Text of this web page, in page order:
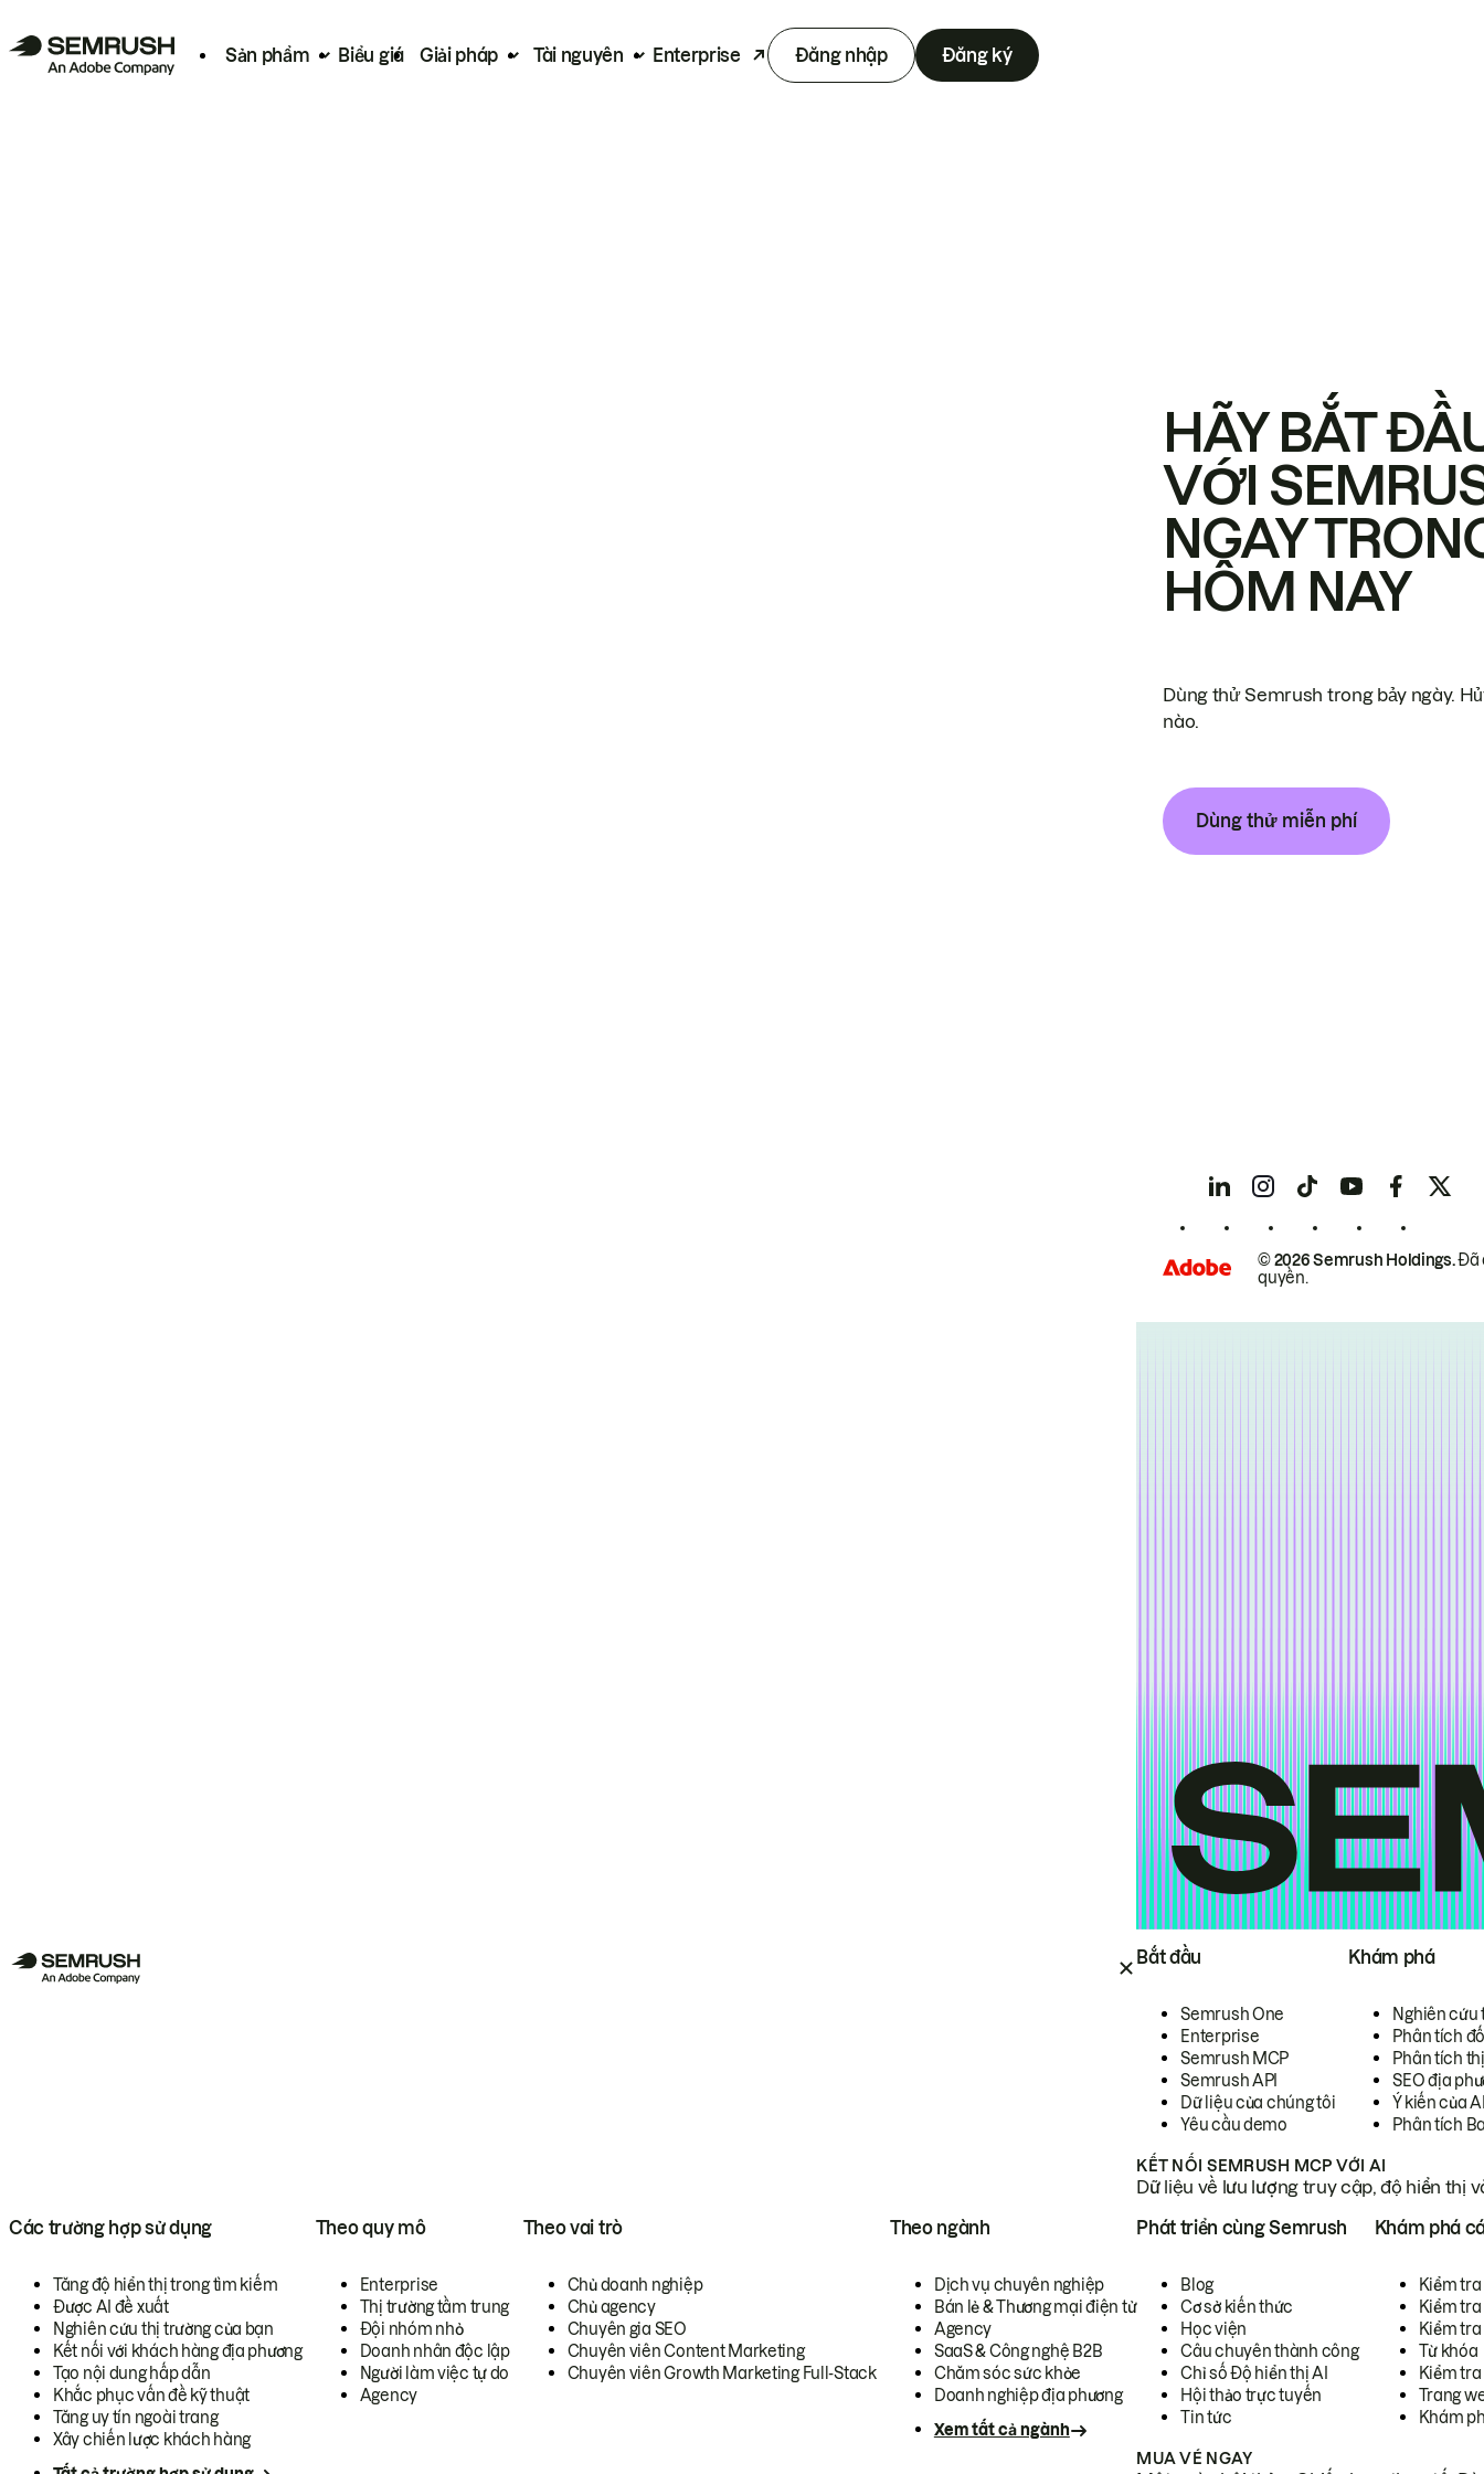
Sản phẩm Biểu giá Giải pháp Tài nguyên Enterprise Đăng nhập Đăng ký
Bắt đầu
Semrush One
Enterprise
Semrush MCP
Semrush API
Dữ liệu của chúng tôi
Yêu cầu demo
Khám phá
Nghiên cứu
Phân tích
Phân tích
SEO địa
Ý kiến của
Phân tích
KẾT NỐI SEMRUSH MCP VỚI AI
Dữ liệu về lưu lượng truy cập, độ hiển thị
Các trường hợp sử dụng
Tăng độ hiển thị trong tìm kiếm
Được AI đề xuất
Nghiên cứu thị trường của bạn
Kết nối với khách hàng địa phương
Tạo nội dung hấp dẫn
Khắc phục vấn đề kỹ thuật
Tăng uy tín ngoài trang
Xây chiến lược khách hàng
Theo quy mô
Enterprise
Thị trường tầm trung
Đội nhóm nhỏ
Doanh nhân độc lập
Người làm việc tự do
Agency
Theo vai trò
Chủ doanh nghiệp
Chủ agency
Chuyên gia SEO
Chuyên viên Content Marketing
Chuyên viên Growth Marketing Full-Stack
Theo ngành
Dịch vụ chuyên nghiệp
Bán lẻ & Thương mại điện tử
Agency
SaaS & Công nghệ B2B
Chăm sóc sức khỏe
Doanh nghiệp địa phương
Xem tất cả ngành
Phát triển cùng Semrush
Blog
Cơ sở kiến thức
Học viện
Câu chuyên thành công
Chỉ số Độ hiển thị AI
Hội thảo trực tuyến
Tin tức
Khám phá
Kiểm
Kiểm tra
Kiểm
Từ khóa
Kiểm
Trang
Khám
MUA VÉ NGAY
HÃY BẮT
VỚI
NGAY
HÔM NAY
Dùng thử Semrush trong bảy ngày.
nào.
Dùng thử miễn phí
© 2026 Semrush Holdings.Đã
quyền.